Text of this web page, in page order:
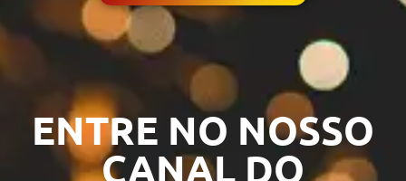
ENTRE NO NOSSO
CANAL DO